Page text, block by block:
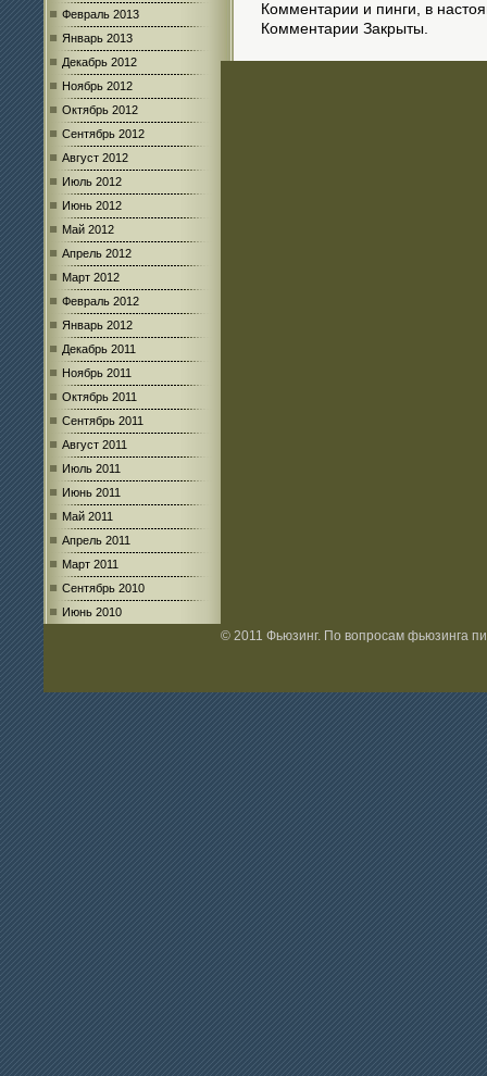
Февраль 2013
Январь 2013
Декабрь 2012
Ноябрь 2012
Октябрь 2012
Сентябрь 2012
Август 2012
Июль 2012
Июнь 2012
Май 2012
Апрель 2012
Март 2012
Февраль 2012
Январь 2012
Декабрь 2011
Ноябрь 2011
Октябрь 2011
Сентябрь 2011
Август 2011
Июль 2011
Июнь 2011
Май 2011
Апрель 2011
Март 2011
Сентябрь 2010
Июнь 2010
Комментарии и пинги, в
Комментарии Закрыты.
© 2011 Фьюзинг. По вопросам фьюзинга